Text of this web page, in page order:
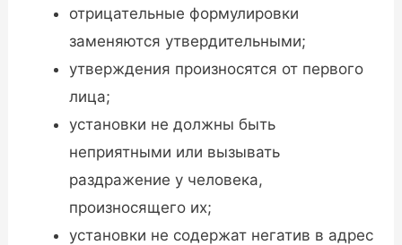
отрицательные формулировки
заменяются утвердительными;
утверждения произносятся от первого
лица;
установки не должны быть
неприятными или вызывать
раздражение у человека,
произносящего их;
установки не содержат негатив в адрес